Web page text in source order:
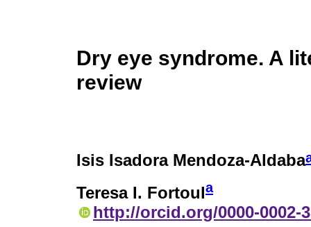
Dry eye syndrome. A
review
Isis Isadora Mendoza-Aldaba
Teresa I. Fortoula
http://orcid.org/0000-0002-